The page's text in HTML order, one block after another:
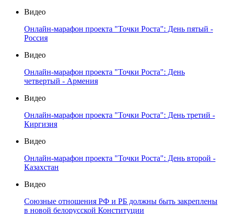
Видео
Онлайн-марафон проекта "Точки Роста": День пятый -
Россия
Видео
Онлайн-марафон проекта "Точки Роста": День
четвертый - Армения
Видео
Онлайн-марафон проекта "Точки Роста": День третий -
Киргизия
Видео
Онлайн-марафон проекта "Точки Роста": День второй -
Казахстан
Видео
Союзные отношения РФ и РБ должны быть закреплены
в новой белорусской Конституции